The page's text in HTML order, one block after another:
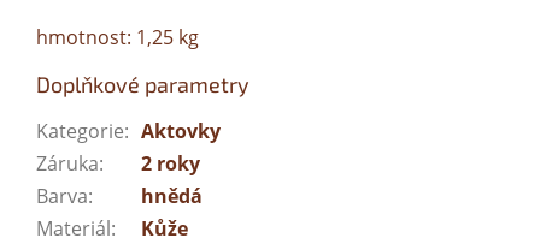
hmotnost: 1,25 kg
Doplňkové parametry
Kategorie: Aktovky
Záruka:
2 roky
Barva:
hnědá
Materiál:
Kůže